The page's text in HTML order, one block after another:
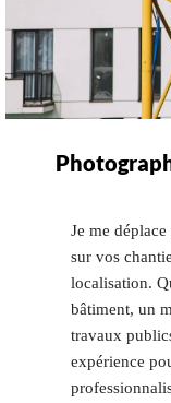
Je me déplace
sur vos
localisation.
bâtiment, un
travaux
expérience